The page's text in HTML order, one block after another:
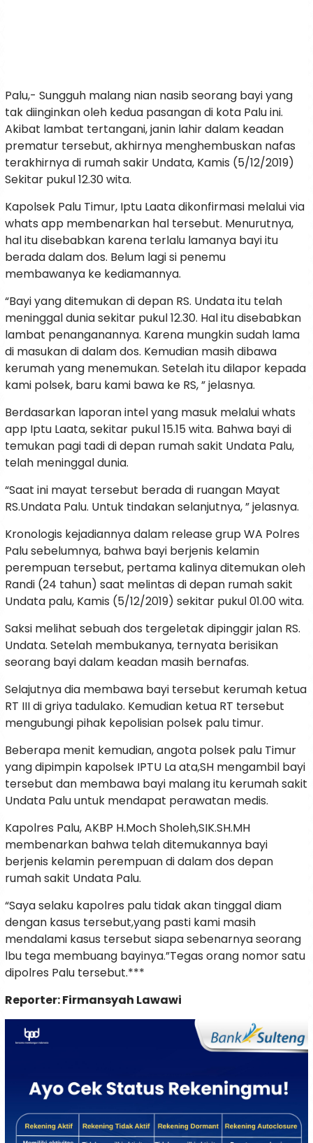
Palu,- Sungguh malang nian nasib seorang bayi yang
tak diinginkan oleh kedua pasangan di kota Palu ini.
Akibat lambat tertangani, janin lahir dalam keadan
prematur tersebut, akhirnya menghembuskan nafas
terakhirnya di rumah sakir Undata, Kamis (5/12/2019)
Sekitar pukul 12.30 wita.
Kapolsek Palu Timur, Iptu Laata dikonfirmasi melalui via
whats app membenarkan hal tersebut. Menurutnya,
hal itu disebabkan karena terlalu lamanya bayi itu
berada dalam dos. Belum lagi si penemu
membawanya ke kediamannya.
“Bayi yang ditemukan di depan RS. Undata itu telah
meninggal dunia sekitar pukul 12.30. Hal itu disebabkan
lambat penanganannya. Karena mungkin sudah lama
di masukan di dalam dos. Kemudian masih dibawa
kerumah yang menemukan. Setelah itu dilapor kepada
kami polsek, baru kami bawa ke RS, ” jelasnya.
Berdasarkan laporan intel yang masuk melalui whats
app Iptu Laata, sekitar pukul 15.15 wita. Bahwa bayi di
temukan pagi tadi di depan rumah sakit Undata Palu,
telah meninggal dunia.
“Saat ini mayat tersebut berada di ruangan Mayat
RS.Undata Palu. Untuk tindakan selanjutnya, ” jelasnya.
Kronologis kejadiannya dalam release grup WA Polres
Palu sebelumnya, bahwa bayi berjenis kelamin
perempuan tersebut, pertama kalinya ditemukan oleh
Randi (24 tahun) saat melintas di depan rumah sakit
Undata palu, Kamis (5/12/2019) sekitar pukul 01.00 wita.
Saksi melihat sebuah dos tergeletak dipinggir jalan RS.
Undata. Setelah membukanya, ternyata berisikan
seorang bayi dalam keadan masih bernafas.
Selajutnya dia membawa bayi tersebut kerumah ketua
RT III di griya tadulako. Kemudian ketua RT tersebut
mengubungi pihak kepolisian polsek palu timur.
Beberapa menit kemudian, angota polsek palu Timur
yang dipimpin kapolsek IPTU La ata,SH mengambil bayi
tersebut dan membawa bayi malang itu kerumah sakit
Undata Palu untuk mendapat perawatan medis.
Kapolres Palu, AKBP H.Moch Sholeh,SIK.SH.MH
membenarkan bahwa telah ditemukannya bayi
berjenis kelamin perempuan di dalam dos depan
rumah sakit Undata Palu.
“Saya selaku kapolres palu tidak akan tinggal diam
dengan kasus tersebut,yang pasti kami masih
mendalami kasus tersebut siapa sebenarnya seorang
lbu tega membuang bayinya.”Tegas orang nomor satu
dipolres Palu tersebut.***
Reporter: Firmansyah Lawawi